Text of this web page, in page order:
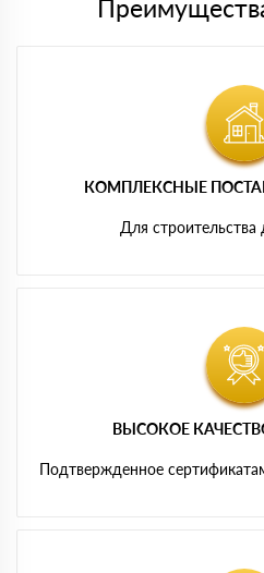
КОМПЛЕКСНЫЕ
Для
ВЫСОКОЕ
Подтвержденное